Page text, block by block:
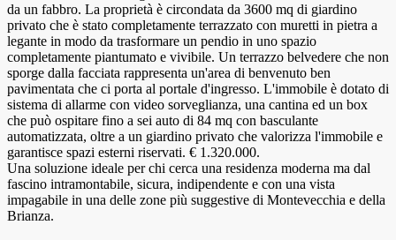
da un fabbro. La proprietà è circondata da 3600 mq di giardino
privato che è stato completamente terrazzato con muretti in pietra a
legante in modo da trasformare un pendio in uno spazio
completamente piantumato e vivibile. Un terrazzo belvedere che non
sporge dalla facciata rappresenta un'area di benvenuto ben
pavimentata che ci porta al portale d'ingresso. L'immobile è dotato di
sistema di allarme con video sorveglianza, una cantina ed un box
che può ospitare fino a sei auto di 84 mq con basculante
automatizzata, oltre a un giardino privato che valorizza l'immobile e
garantisce spazi esterni riservati. € 1.320.000.
Una soluzione ideale per chi cerca una residenza moderna ma dal
fascino intramontabile, sicura, indipendente e con una vista
impagabile in una delle zone più suggestive di Montevecchia e della
Brianza.